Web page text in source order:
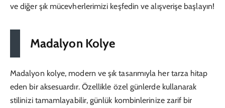
ve diğer şık mücevherlerimizi keşfedin ve alışverişe başlayın!
Madalyon Kolye
Madalyon kolye, modern ve şık tasarımıyla her tarza hitap
eden bir aksesuardır. Özellikle özel günlerde kullanarak
stilinizi tamamlayabilir, günlük kombinlerinize zarif bir